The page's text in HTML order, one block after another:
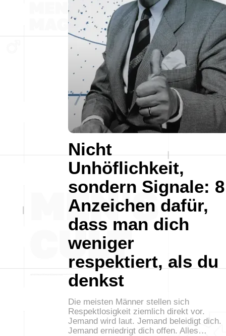
Nicht
Unhöflichkeit,
sondern Signale: 8
Anzeichen dafür,
dass man dich
weniger
respektiert, als du
denkst
Die meisten Männer stellen sich
Respektlosigkeit ziemlich direkt vor.
Jemand wird laut. Jemand beleidigt dich.
Jemand erniedrigt dich offen. Alles…